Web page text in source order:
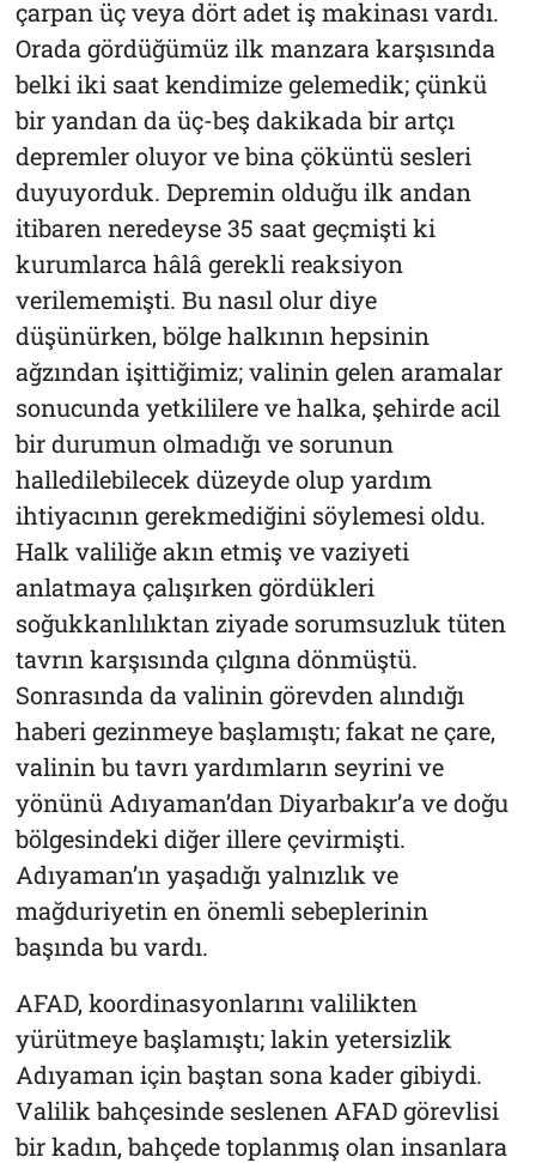
çarpan üç veya dört adet iş makinası vardı.
Orada gördüğümüz ilk manzara karşısında
belki iki saat kendimize gelemedik; çünkü
bir yandan da üç-beş dakikada bir artçı
depremler oluyor ve bina çöküntü sesleri
duyuyorduk. Depremin olduğu ilk andan
itibaren neredeyse 35 saat geçmişti ki
kurumlarca hâlâ gerekli reaksiyon
verilememişti. Bu nasıl olur diye
düşünürken, bölge halkının hepsinin
ağzından işittiğimiz; valinin gelen aramalar
sonucunda yetkililere ve halka, şehirde acil
bir durumun olmadığı ve sorunun
halledilebilecek düzeyde olup yardım
ihtiyacının gerekmediğini söylemesi oldu.
Halk valiliğe akın etmiş ve vaziyeti
anlatmaya çalışırken gördükleri
soğukkanlılıktan ziyade sorumsuzluk tüten
tavrın karşısında çılgına dönmüştü.
Sonrasında da valinin görevden alındığı
haberi gezinmeye başlamıştı; fakat ne çare,
valinin bu tavrı yardımların seyrini ve
yönünü Adıyaman’dan Diyarbakır’a ve doğu
bölgesindeki diğer illere çevirmişti.
Adıyaman’ın yaşadığı yalnızlık ve
mağduriyetin en önemli sebeplerinin
başında bu vardı.
AFAD, koordinasyonlarını valilikten
yürütmeye başlamıştı; lakin yetersizlik
Adıyaman için baştan sona kader gibiydi.
Valilik bahçesinde seslenen AFAD görevlisi
bir kadın, bahçede toplanmış olan insanlara